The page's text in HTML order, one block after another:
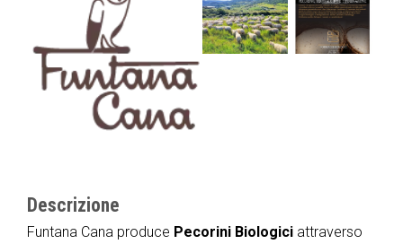
Descrizione
Funtana Cana produce Pecorini Biologici attraverso